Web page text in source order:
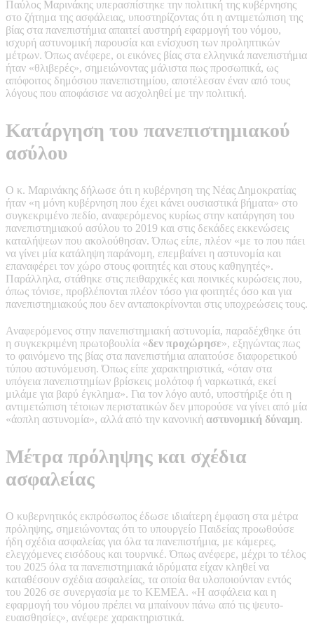
Παύλος Μαρινάκης υπερασπίστηκε την πολιτική της κυβέρνησης
στο ζήτημα της ασφάλειας, υποστηρίζοντας ότι η αντιμετώπιση της
βίας στα πανεπιστήμια απαιτεί αυστηρή εφαρμογή του νόμου,
ισχυρή αστυνομική παρουσία και ενίσχυση των προληπτικών
μέτρων. Όπως ανέφερε, οι εικόνες βίας στα ελληνικά πανεπιστήμια
ήταν «θλιβερές», σημειώνοντας μάλιστα πως προσωπικά, ως
απόφοιτος δημόσιου πανεπιστημίου, αποτέλεσαν έναν από τους
λόγους που αποφάσισε να ασχοληθεί με την πολιτική.
Κατάργηση του πανεπιστημιακού
ασύλου
Ο κ. Μαρινάκης δήλωσε ότι η κυβέρνηση της Νέας Δημοκρατίας
ήταν «η μόνη κυβέρνηση που έχει κάνει ουσιαστικά βήματα» στο
συγκεκριμένο πεδίο, αναφερόμενος κυρίως στην κατάργηση του
πανεπιστημιακού ασύλου το 2019 και στις δεκάδες εκκενώσεις
καταλήψεων που ακολούθησαν. Όπως είπε, πλέον «με το που πάει
να γίνει μία κατάληψη παράνομη, επεμβαίνει η αστυνομία και
επαναφέρει τον χώρο στους φοιτητές και στους καθηγητές».
Παράλληλα, στάθηκε στις πειθαρχικές και ποινικές κυρώσεις που,
όπως τόνισε, προβλέπονται πλέον τόσο για φοιτητές όσο και για
πανεπιστημιακούς που δεν ανταποκρίνονται στις υποχρεώσεις τους.
Αναφερόμενος στην πανεπιστημιακή αστυνομία, παραδέχθηκε ότι
η συγκεκριμένη πρωτοβουλία «δεν προχώρησε», εξηγώντας πως
το φαινόμενο της βίας στα πανεπιστήμια απαιτούσε διαφορετικού
τύπου αστυνόμευση. Όπως είπε χαρακτηριστικά, «όταν στα
υπόγεια πανεπιστημίων βρίσκεις μολότοφ ή ναρκωτικά, εκεί
μιλάμε για βαρύ έγκλημα». Για τον λόγο αυτό, υποστήριξε ότι η
αντιμετώπιση τέτοιων περιστατικών δεν μπορούσε να γίνει από μία
«άοπλη αστυνομία», αλλά από την κανονική αστυνομική δύναμη.
Μέτρα πρόληψης και σχέδια
ασφαλείας
Ο κυβερνητικός εκπρόσωπος έδωσε ιδιαίτερη έμφαση στα μέτρα
πρόληψης, σημειώνοντας ότι το υπουργείο Παιδείας προωθούσε
ήδη σχέδια ασφαλείας για όλα τα πανεπιστήμια, με κάμερες,
ελεγχόμενες εισόδους και τουρνικέ. Όπως ανέφερε, μέχρι το τέλος
του 2025 όλα τα πανεπιστημιακά ιδρύματα είχαν κληθεί να
καταθέσουν σχέδια ασφαλείας, τα οποία θα υλοποιούνταν εντός
του 2026 σε συνεργασία με το ΚΕΜΕΑ. «Η ασφάλεια και η
εφαρμογή του νόμου πρέπει να μπαίνουν πάνω από τις ψευτο-
ευαισθησίες», ανέφερε χαρακτηριστικά.